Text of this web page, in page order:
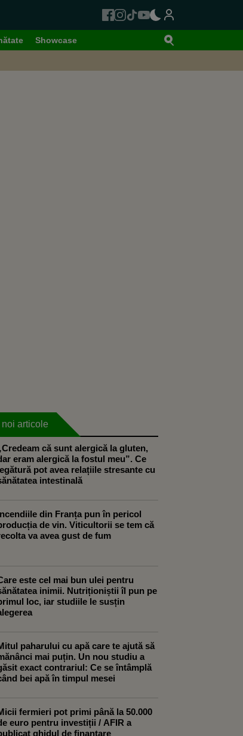
Showcase
articole
că sunt alergică la gluten,
eram alergică la fostul meu”. Ce
pot avea relațiile stresante cu
intestinală
din Franța pun în pericol
de vin. Viticultorii se tem că
va avea gust de fum
este cel mai bun ulei pentru
inimii. Nutriționiștii îl pun pe
loc, iar studiile le susțin
paharului cu apă care te ajută să
mai puțin. Un nou studiu a
exact contrariul: Ce se întâmplă
bei apă în timpul mesei
fermieri pot primi până la 50.000
euro pentru investiții / AFIR a
ghidul de finanțare